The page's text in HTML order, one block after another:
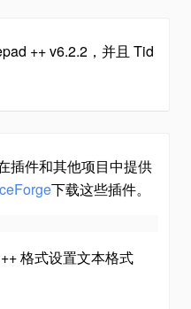
++ v6.2.2，并且 Tid
插件和其他项目中提供
下载这些插件。
格式设置文本格式